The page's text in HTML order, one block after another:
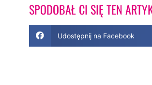
SPODOBAŁ CI SIĘ TEN
Udostępnij na Facebook